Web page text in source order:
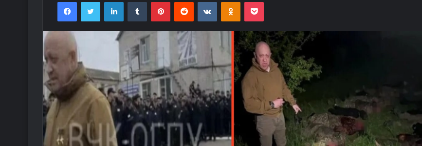
FacebookTwitter LinkedInTumblr PinterestReddit VKontakteOdnoklassniki
Pocket